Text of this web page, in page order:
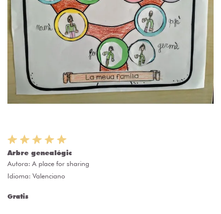
Arbre genealógic
Autora: A place for sharing
Idioma: Valenciano
Gratis